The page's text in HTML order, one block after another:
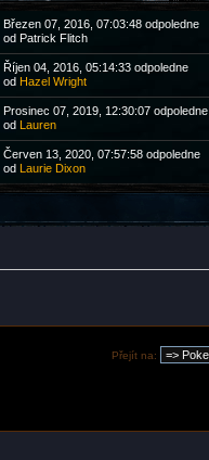
Březen 07, 2016, 07:03:48 odpoledne
od Patrick Flitch
Říjen 04, 2016, 05:14:33 odpoledne
od Hazel Wright
Prosinec 07, 2019, 12:30:07 odpoledne
od Lauren
Červen 13, 2020, 07:57:58 odpoledne
od Laurie Dixon
Přejít na: